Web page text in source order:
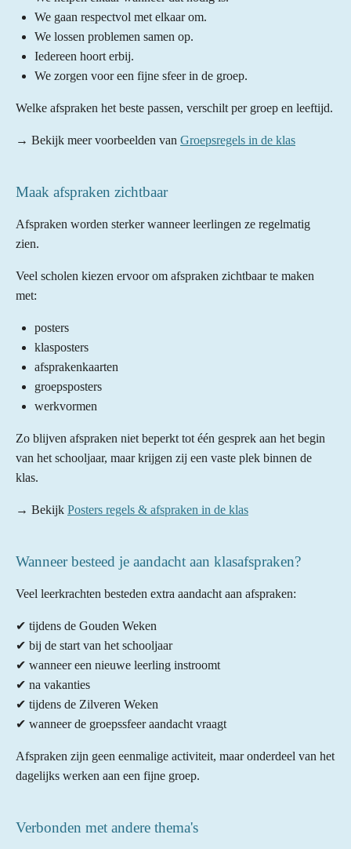
We gaan respectvol met elkaar om.
We lossen problemen samen op.
Iedereen hoort erbij.
We zorgen voor een fijne sfeer in de groep.
Welke afspraken het beste passen, verschilt per groep en leeftijd.
→ Bekijk meer voorbeelden van Groepsregels in de klas
Maak afspraken zichtbaar
Afspraken worden sterker wanneer leerlingen ze regelmatig
zien.
Veel scholen kiezen ervoor om afspraken zichtbaar te maken
met:
posters
klasposters
afsprakenkaarten
groepsposters
werkvormen
Zo blijven afspraken niet beperkt tot één gesprek aan het begin
van het schooljaar, maar krijgen zij een vaste plek binnen de
klas.
→ Bekijk Posters regels & afspraken in de klas
Wanneer besteed je aandacht aan klasafspraken?
Veel leerkrachten besteden extra aandacht aan afspraken:
✔ tijdens de Gouden Weken
✔ bij de start van het schooljaar
✔ wanneer een nieuwe leerling instroomt
✔ na vakanties
✔ tijdens de Zilveren Weken
✔ wanneer de groepssfeer aandacht vraagt
Afspraken zijn geen eenmalige activiteit, maar onderdeel van het
dagelijks werken aan een fijne groep.
Verbonden met andere thema's